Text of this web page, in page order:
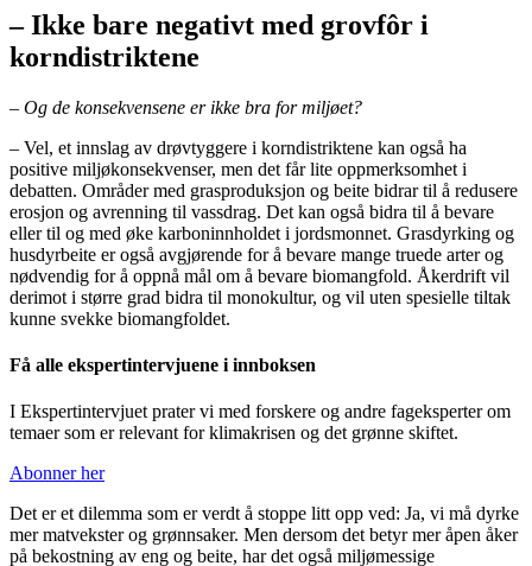
– Ikke bare negativt med grovfôr i
korndistriktene
– Og de konsekvensene er ikke bra for miljøet?
– Vel, et innslag av drøvtyggere i korndistriktene kan også ha
positive miljøkonsekvenser, men det får lite oppmerksomhet i
debatten. Områder med grasproduksjon og beite bidrar til å redusere
erosjon og avrenning til vassdrag. Det kan også bidra til å bevare
eller til og med øke karboninnholdet i jordsmonnet. Grasdyrking og
husdyrbeite er også avgjørende for å bevare mange truede arter og
nødvendig for å oppnå mål om å bevare biomangfold. Åkerdrift vil
derimot i større grad bidra til monokultur, og vil uten spesielle tiltak
kunne svekke biomangfoldet.
Få alle ekspertintervjuene i innboksen
I Ekspertintervjuet prater vi med forskere og andre fageksperter om
temaer som er relevant for klimakrisen og det grønne skiftet.
Abonner her
Det er et dilemma som er verdt å stoppe litt opp ved: Ja, vi må dyrke
mer matvekster og grønnsaker. Men dersom det betyr mer åpen åker
på bekostning av eng og beite, har det også miljømessige